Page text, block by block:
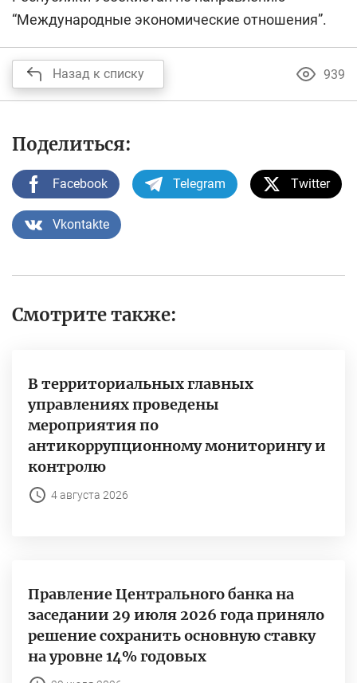
“Международные экономические отношения”.
Назад к списку 939
Поделиться:
Facebook Telegram Twitter
Vkontakte
Смотрите также:
В территориальных главных
управлениях проведены
мероприятия по
антикоррупционному мониторингу и
контролю
4 августа 2026
Правление Центрального банка на
заседании 29 июля 2026 года приняло
решение сохранить основную ставку
на уровне 14% годовых